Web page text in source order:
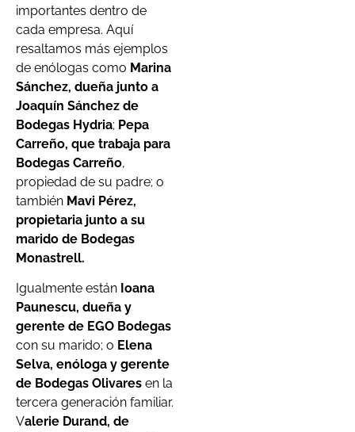
importantes dentro de
cada empresa. Aquí
resaltamos más ejemplos
de enólogas como Marina
Sánchez, dueña junto a
Joaquín Sánchez de
Bodegas Hydria; Pepa
Carreño, que trabaja para
Bodegas Carreño,
propiedad de su padre; o
también Mavi Pérez,
propietaria junto a su
marido de Bodegas
Monastrell.
Igualmente están Ioana
Paunescu, dueña y
gerente de EGO Bodegas
con su marido; o Elena
Selva, enóloga y gerente
de Bodegas Olivares en la
tercera generación familiar.
Valerie Durand, de